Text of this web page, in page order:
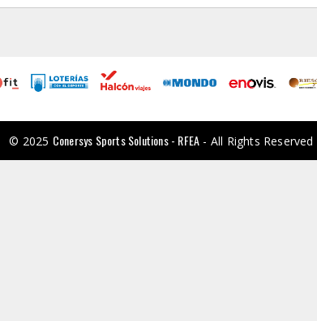
© 2025 Conersys Sports Solutions - RFEA - All Rights Reserved